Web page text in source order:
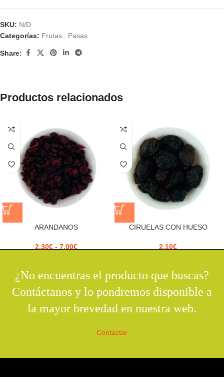
SKU: N/D
Categorías: Frutas, Pasas
Share:
Productos relacionados
ARANDANOS
2,30€ - 7,00€
CIRUELAS CON HUESO
2,10€
¿No encuentras el producto que buscas?
Contáctanos y lo pondremos disponible a
la mayor brevedad en nuestra web.
Contactar